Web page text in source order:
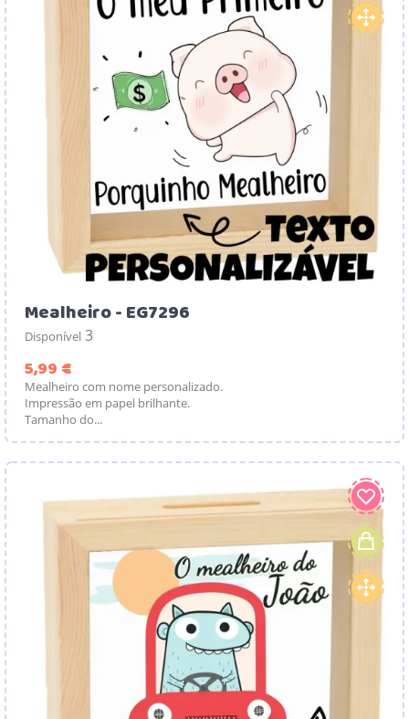
Mealheiro - EG7296
Disponível 3
5,99 €
Mealheiro com nome personalizado.
Impressão em papel brilhante.
Tamanho do...